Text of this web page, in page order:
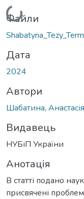
Файли
Дата
2024
Автори
Шабатина,
Видавець
НУБіП України
Анотація
В статті подано
присвячені